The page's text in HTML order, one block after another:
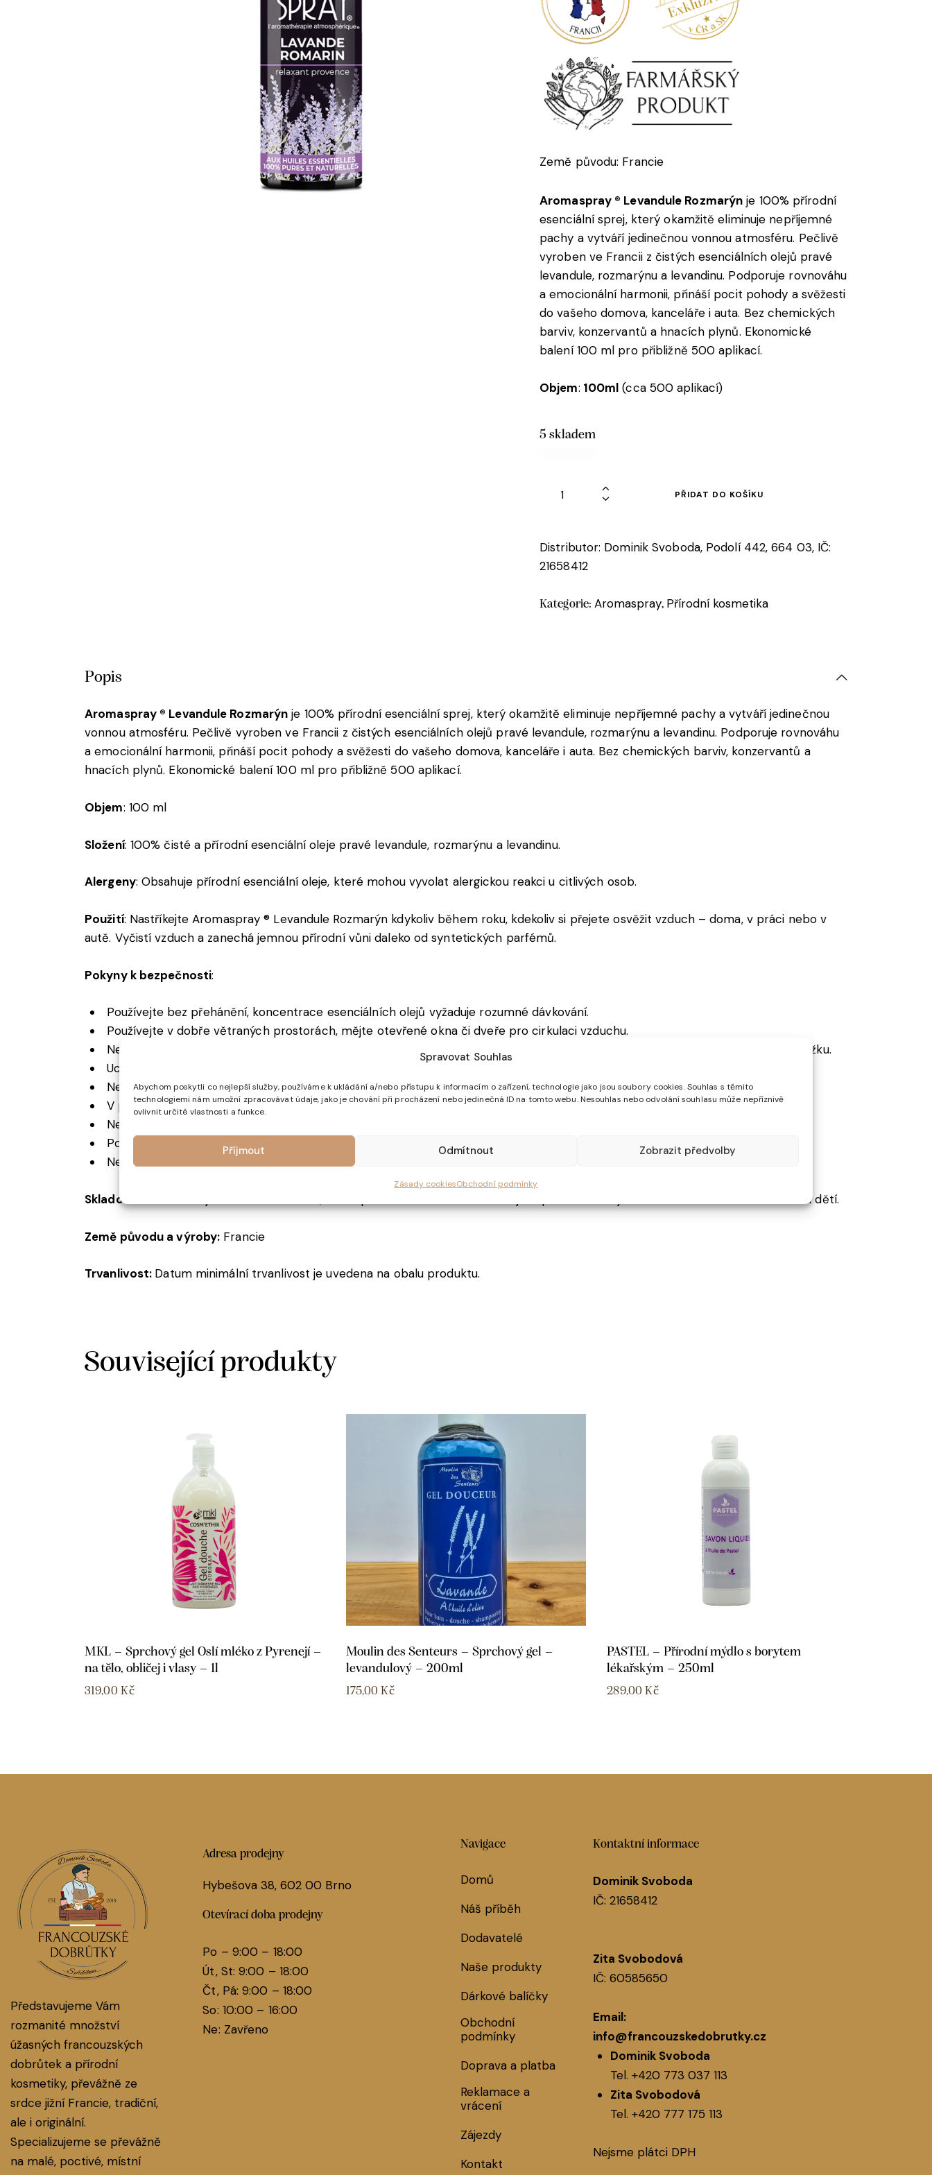
Spravovat Souhlas
Abychom poskytli co nejlepší služby, používáme k ukládání a/nebo přístupu k informacím o zařízení, technologie jako jsou soubory cookies. Souhlas s těmito
technologiemi nám umožní zpracovávat údaje, jako je chování při procházení nebo jedinečná ID na tomto webu. Nesouhlas nebo odvolání souhlasu může nepříznivě
ovlivnit určité vlastnosti a funkce.
Příjmout Odmítnout Zobrazit předvolby
Zásady cookiesObchodní podmínky
Země původu: Francie
Aromaspray ® Levandule Rozmarýn je 100% přírodní
esenciální sprej, který okamžitě eliminuje nepříjemné
pachy a vytváří jedinečnou vonnou atmosféru. Pečlivě
vyroben ve Francii z čistých esenciálních olejů pravé
levandule, rozmarýnu a levandinu. Podporuje rovnováhu
a emocionální harmonii, přináší pocit pohody a svěžesti
do vašeho domova, kanceláře i auta. Bez chemických
barviv, konzervantů a hnacích plynů. Ekonomické
balení 100 ml pro přibližně 500 aplikací.
Objem: 100ml (cca 500 aplikací)
5 skladem
PŘIDAT DO KOŠÍKU
Distributor: Dominik Svoboda, Podolí 442, 664 03, IČ:
21658412
Kategorie:Aromaspray, Přírodní kosmetika
Popis
Aromaspray ® Levandule Rozmarýn je 100% přírodní esenciální sprej, který okamžitě eliminuje nepříjemné pachy a vytváří jedinečnou
vonnou atmosféru. Pečlivě vyroben ve Francii z čistých esenciálních olejů pravé levandule, rozmarýnu a levandinu. Podporuje rovnováhu
a emocionální harmonii, přináší pocit pohody a svěžesti do vašeho domova, kanceláře i auta. Bez chemických barviv, konzervantů a
hnacích plynů. Ekonomické balení 100 ml pro přibližně 500 aplikací.
Objem: 100 ml
Složení: 100% čisté a přírodní esenciální oleje pravé levandule, rozmarýnu a levandinu.
Alergeny: Obsahuje přírodní esenciální oleje, které mohou vyvolat alergickou reakci u citlivých osob.
Použití: Nastříkejte Aromaspray ® Levandule Rozmarýn kdykoliv během roku, kdekoliv si přejete osvěžit vzduch – doma, v práci nebo v
autě. Vyčistí vzduch a zanechá jemnou přírodní vůni daleko od syntetických parfémů.
Pokyny k bezpečnosti:
Používejte bez přehánění, koncentrace esenciálních olejů vyžaduje rozumné dávkování.
Používejte v dobře větraných prostorách, mějte otevřené okna či dveře pro cirkulaci vzduchu.
Nevystavujte sprej lidem s citlivostí, dětem do 30 měsíců, těhotným a kojícím ženám, epileptikům či alergikům na některou složku.
Uchovávejte mimo dosah dětí a domácích zvířat.
Nestříkejte přímo na obličej nebo do očí kvůli nebezpečí podráždění.
V případě kontaktu s očima nebo kůží opláchněte vodou několik minut.
Neužívejte v blízkosti otevřeného ohně nebo horkých povrchů.
Pokud pocítíte podráždění nebo jiné obtíže, přestaňte výrobek používat a vyhledejte lékaře.
Nepožívejte.
Skladování : Uchovávejte na suchém místě, mimo přímé sluneční záření a zdroje tepla. Uchovávejte v uzavřeném obalu mimo dosah dětí.
Země původu a výroby: Francie
Trvanlivost: Datum minimální trvanlivost je uvedena na obalu produktu.
Související produkty
MKL – Sprchový gel Oslí mléko z Pyrenejí –
na tělo, obličej i vlasy – 1l
319,00 Kč
Moulin des Senteurs – Sprchový gel –
levandulový – 200ml
175,00Kč
PASTEL – Přírodní mýdlo s borytem
lékařským – 250ml
289,00Kč
Představujeme Vám
rozmanité množství
úžasných francouzských
dobrůtek a přírodní
kosmetiky, převážně ze
srdce jižní Francie, tradiční,
ale i originální.
Specializujeme se převážně
na malé, poctivé, místní
Adresa prodejny
Hybešova 38, 602 00 Brno
Otevírací doba prodejny
Po – 9:00 – 18:00
Út, St: 9:00 – 18:00
Čt, Pá: 9:00 – 18:00
So: 10:00 – 16:00
Ne: Zavřeno
Navigace
Domů
Náš příběh
Dodavatelé
Naše produkty
Dárkové balíčky
Obchodní
podmínky
Doprava a platba
Reklamace a
vrácení
Zájezdy
Kontakt
Kontaktní informace
Dominik Svoboda
IČ: 21658412
Zita Svobodová
IČ: 60585650
Email:
info@francouzskedobrutky.cz
Dominik Svoboda
Tel.+420 773 037 113
Zita Svobodová
Tel.+420 777 175 113
Nejsme plátci DPH